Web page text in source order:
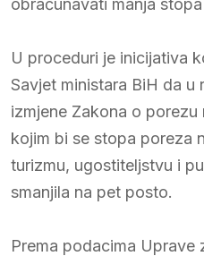
obračunavati manja
U proceduri je inicijativa
Savjet ministara BiH da
izmjene Zakona o
kojim bi se stopa poreza
turizmu, ugostiteljstvu i
smanjila na pet posto.
Prema podacima Uprave